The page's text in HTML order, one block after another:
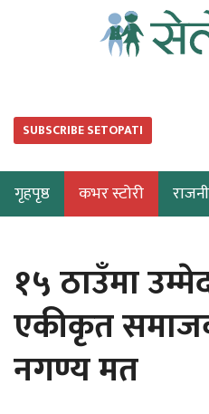
SUBSCRIBE SETOPATI
गृहपृष्ठ कभर स्टोरी
१५ ठाउँमा
एकीकृत
नगण्य मत